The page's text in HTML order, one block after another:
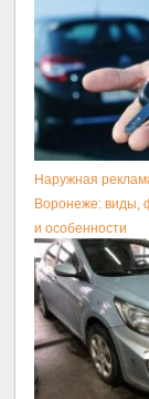
Наружная
Воронеже: виды,
и особенности
размещения